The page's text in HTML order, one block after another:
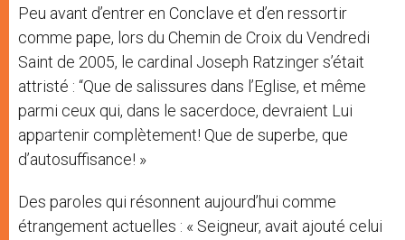
Peu avant d’entrer en Conclave et d’en ressortir
comme pape, lors du Chemin de Croix du Vendredi
Saint de 2005, le cardinal Joseph Ratzinger s’était
attristé : “Que de salissures dans l’Eglise, et même
parmi ceux qui, dans le sacerdoce, devraient Lui
appartenir complètement! Que de superbe, que
d’autosuffisance! »
Des paroles qui résonnent aujourd’hui comme
étrangement actuelles : « Seigneur, avait ajouté celui